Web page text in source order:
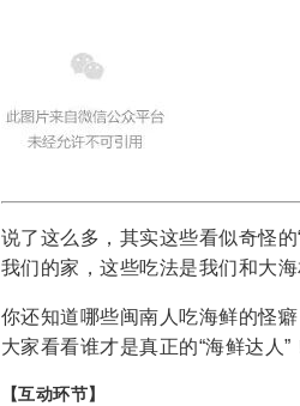
说了这么多，其实这些看似奇怪
我们的家，这些吃法是我们和大海
你还知道哪些闽南人吃海鲜的怪
大家看看谁才是真正的“海鲜达人”
【互动环节】